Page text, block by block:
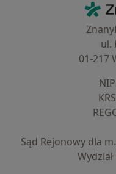
ul.
01-217
Sąd Rejonowy dla